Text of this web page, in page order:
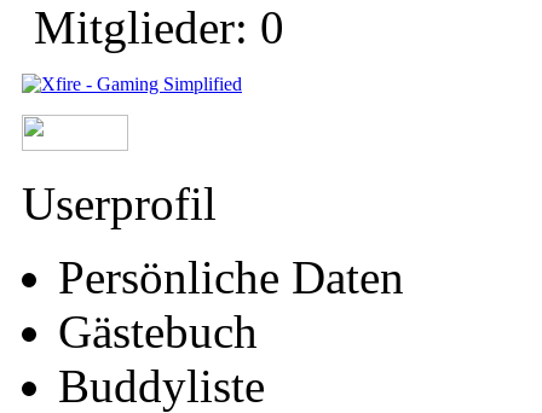
Mitglieder: 0
Userprofil
Persönliche Daten
Gästebuch
Buddyliste